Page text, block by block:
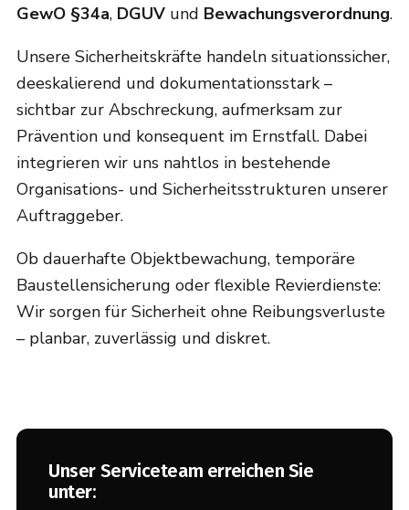
GewO §34a, DGUV und Bewachungsverordnung.
Unsere Sicherheitskräfte handeln situationssicher,
deeskalierend und dokumentationsstark –
sichtbar zur Abschreckung, aufmerksam zur
Prävention und konsequent im Ernstfall. Dabei
integrieren wir uns nahtlos in bestehende
Organisations- und Sicherheitsstrukturen unserer
Auftraggeber.
Ob dauerhafte Objektbewachung, temporäre
Baustellensicherung oder flexible Revierdienste:
Wir sorgen für Sicherheit ohne Reibungsverluste
– planbar, zuverlässig und diskret.
Unser Serviceteam erreichen Sie
unter: